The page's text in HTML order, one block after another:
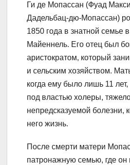
Ги де Мопассан (Фуад
Дадельбац-дю-Мопассан)
1850 года в знатной семье
Майеннель. Его отец был
аристократом, который
и сельским хозяйством.
когда ему было лишь 11 лет,
под властью холеры,
непредсказуемой болезни,
него жизнь.
После смерти матери
патронажную семью, где он